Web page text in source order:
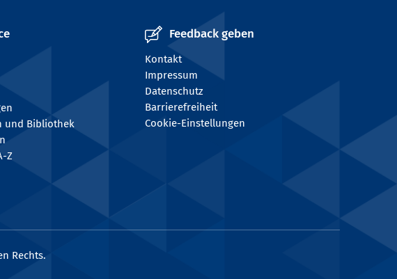
und Bibliothek
Z
Feedback geben
Kontakt
Impressum
Datenschutz
Barrierefreiheit
Cookie-Einstellungen
Rechts.